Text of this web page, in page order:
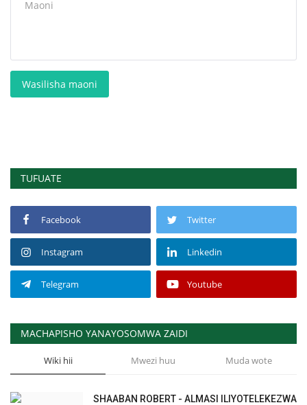
Wasilisha maoni
TUFUATE
Facebook Twitter
Instagram Linkedin
Telegram Youtube
MACHAPISHO YANAYOSOMWA ZAIDI
Wiki hii Mwezi huu Muda wote
SHAABAN ROBERT - ALMASI ILIYOTELEKEZWA